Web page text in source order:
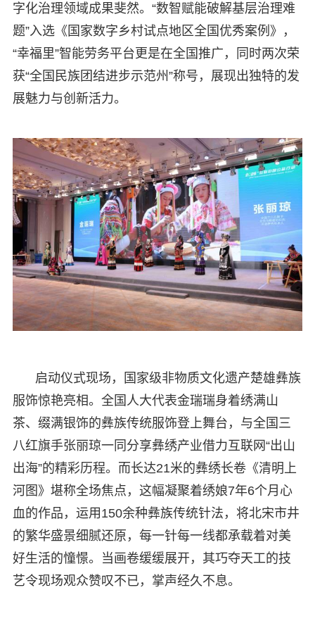
字化治理领域成果斐然。“数智赋能破解基层治理难
题”入选《国家数字乡村试点地区全国优秀案例》，
“幸福里”智能劳务平台更是在全国推广，同时两次荣
获“全国民族团结进步示范州”称号，展现出独特的发
展魅力与创新活力。
启动仪式现场，国家级非物质文化遗产楚雄彝族
服饰惊艳亮相。全国人大代表金瑞瑞身着绣满山
茶、缀满银饰的彝族传统服饰登上舞台，与全国三
八红旗手张丽琼一同分享彝绣产业借力互联网“出山
出海”的精彩历程。而长达21米的彝绣长卷《清明上
河图》堪称全场焦点，这幅凝聚着绣娘7年6个月心
血的作品，运用150余种彝族传统针法，将北宋市井
的繁华盛景细腻还原，每一针每一线都承载着对美
好生活的憧憬。当画卷缓缓展开，其巧夺天工的技
艺令现场观众赞叹不已，掌声经久不息。